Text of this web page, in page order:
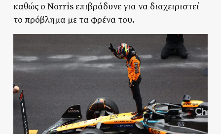
καθώς ο Norris επιβράδυνε για να διαχειριστεί
το πρόβλημα με τα φρένα του.